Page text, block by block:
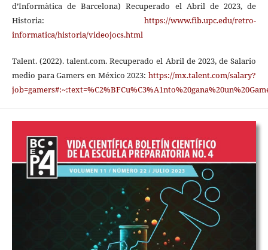
d’Informàtica de Barcelona) Recuperado el Abril de 2023, de
Historia:https://www.fib.upc.edu/retro-
informatica/historia/videojocs.html
Talent. (2022). talent.com. Recuperado el Abril de 2023, de Salario
medio para Gamers en México 2023:https://mx.talent.com/salary?